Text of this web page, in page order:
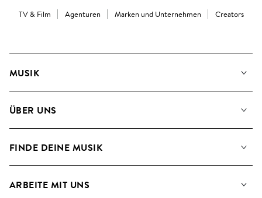
TV & Film Agenturen Marken und Unternehmen Creators
MUSIK
Suche
ÜBER UNS
Blog
FINDE DEINE MUSIK
Kontakt
ARBEITE MIT UNS